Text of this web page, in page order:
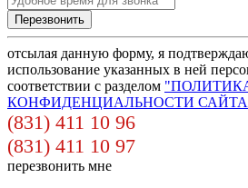
отсылая данную форму, я
использование указанных в ней
соответствии с разделом
КОНФИДЕНЦИАЛЬНОСТИ
(831) 411 10 96
(831) 411 10 97
перезвонить мне